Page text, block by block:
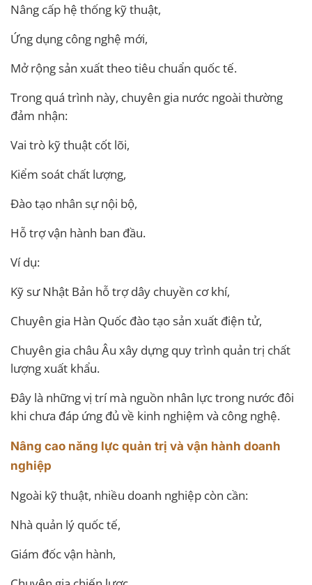
Nâng cấp hệ thống kỹ thuật,
Ứng dụng công nghệ mới,
Mở rộng sản xuất theo tiêu chuẩn quốc tế.
Trong quá trình này, chuyên gia nước ngoài thường
đảm nhận:
Vai trò kỹ thuật cốt lõi,
Kiểm soát chất lượng,
Đào tạo nhân sự nội bộ,
Hỗ trợ vận hành ban đầu.
Ví dụ:
Kỹ sư Nhật Bản hỗ trợ dây chuyền cơ khí,
Chuyên gia Hàn Quốc đào tạo sản xuất điện tử,
Chuyên gia châu Âu xây dựng quy trình quản trị chất
lượng xuất khẩu.
Đây là những vị trí mà nguồn nhân lực trong nước đôi
khi chưa đáp ứng đủ về kinh nghiệm và công nghệ.
Nâng cao năng lực quản trị và vận hành doanh
nghiệp
Ngoài kỹ thuật, nhiều doanh nghiệp còn cần:
Nhà quản lý quốc tế,
Giám đốc vận hành,